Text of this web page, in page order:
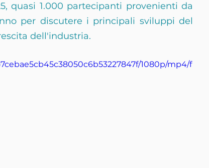
quasi 1.000 partecipanti provenienti da
per discutere i principali sviluppi del
dell'industria.
1080p/mp4/f